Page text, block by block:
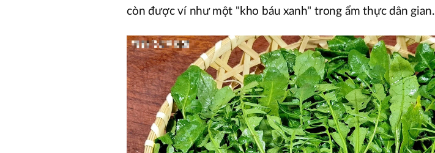
còn được ví như một "kho báu xanh" trong ẩm thực dân gian.